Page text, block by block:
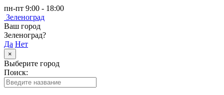
пн-пт 9:00 - 18:00
Зеленоград
Ваш город
Зеленоград?
Да Нет
×
Выберите город
Поиск: